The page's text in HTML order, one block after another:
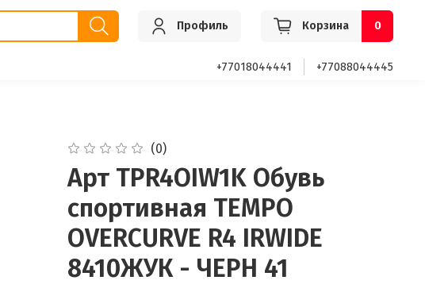
Профиль Корзина 0
+77018044441 +77088044445
(0)
Арт TPR4OIW1K Обувь
спортивная TEMPO
OVERCURVE R4 IRWIDE
8410ЖУК - ЧЕРН 41